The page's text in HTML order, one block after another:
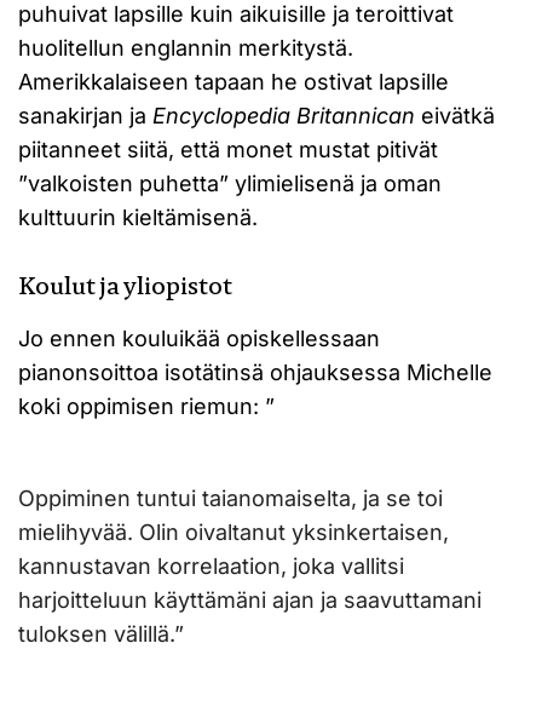
puhuivat lapsille kuin aikuisille ja teroittivat
huolitellun englannin merkitystä.
Amerikkalaiseen tapaan he ostivat lapsille
sanakirjan ja Encyclopedia Britannican eivätkä
piitanneet siitä, että monet mustat pitivät
”valkoisten puhetta” ylimielisenä ja oman
kulttuurin kieltämisenä.
Koulut ja yliopistot
Jo ennen kouluikää opiskellessaan
pianonsoittoa isotätinsä ohjauksessa Michelle
koki oppimisen riemun: ”
Oppiminen tuntui taianomaiselta, ja se toi
mielihyvää. Olin oivaltanut yksinkertaisen,
kannustavan korrelaation, joka vallitsi
harjoitteluun käyttämäni ajan ja saavuttamani
tuloksen välillä.”